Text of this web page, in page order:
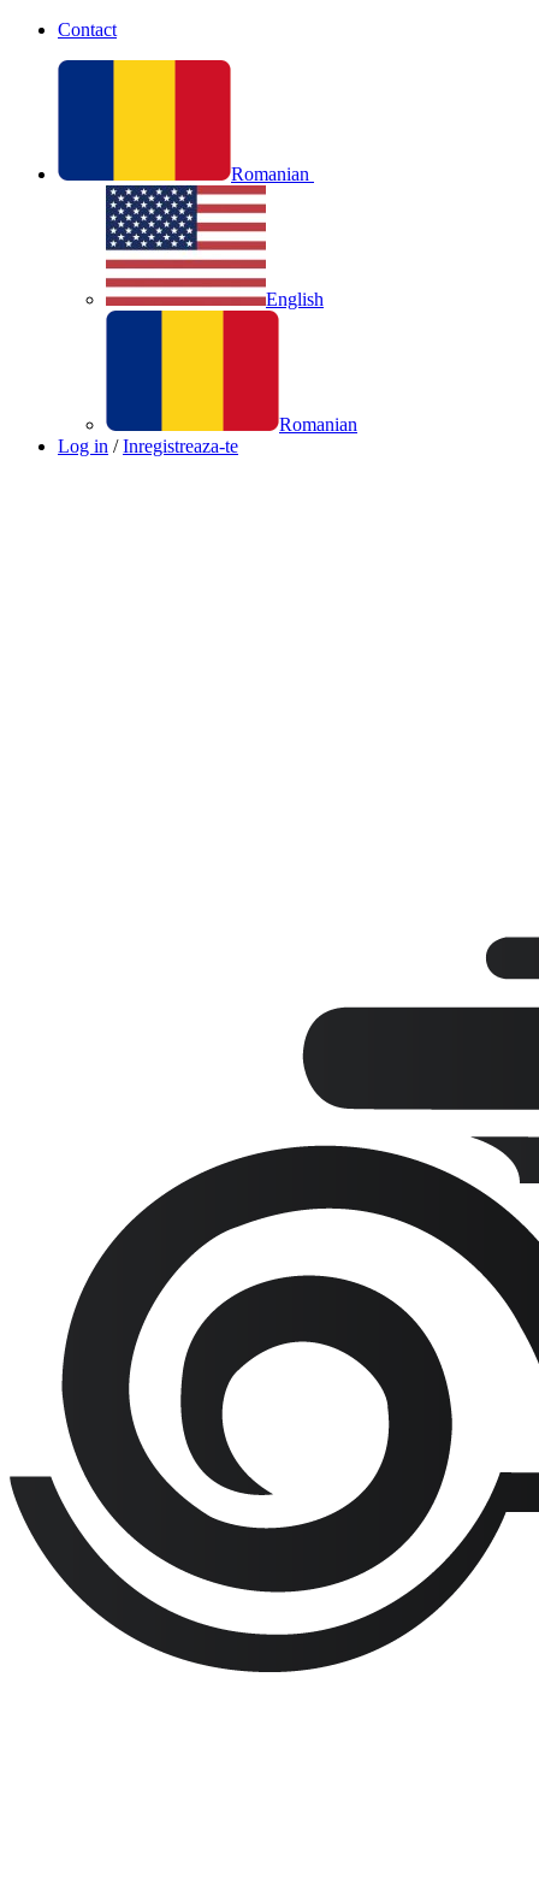
Contact
Romanian
English
Romanian
Log in / Inregistreaza-te